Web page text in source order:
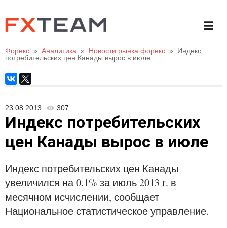
Форекс » Аналитика » Новости рынка форекс »
Индекс
потребительских цен Канады вырос в июле
23.08.2013 307
Индекс потребительских
цен Канады вырос в июле
Индекс потребительских цен Канады
увеличился на 0.1% за июль 2013 г. в
месячном исчислении, сообщает
Национальное статистическое управление.